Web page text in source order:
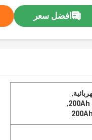
افضل سعر
,
,